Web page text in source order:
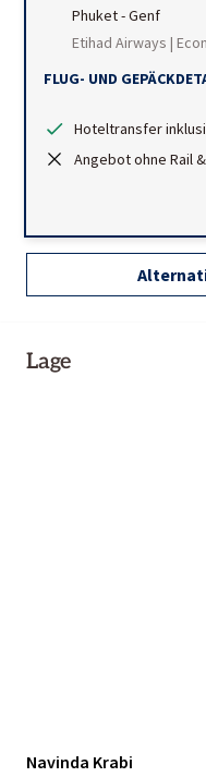
Phuket-Genf
Etihad Airways |
FLUG- UND
Hoteltransfer
Angebot ohne Rail
Lage
Navinda Krabi